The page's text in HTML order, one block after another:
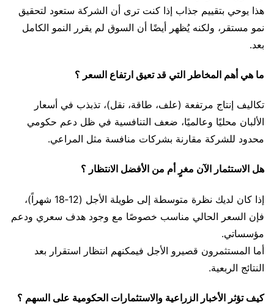
هذا يوحي بتقييم جذاب إذا كنت ترى أن الشركة ستعود لتحقيق
نمو مستقر، ولكنه يُظهر أيضًا أن السوق لم يقرر النمو الكامل
بعد.
ما هي أهم المخاطر التي قد تعيق ارتفاع السعر ؟
تكاليف إنتاج مرتفعة (علف، طاقة، نقل)، تذبذب في أسعار
الألبان محليًا وعالميًا، ضعف التنافسية في ظل دعم حكومي
محدود للشركة مقارنة بشركات منافسة مثل المراعي.
هل الاستثمار الآن مغرٍ أم من الأفضل الانتظار ؟
إذا كان لديك نظرة متوسطة إلى طويلة الأجل (12‑18 شهراً)،
فإن السعر الحالي مناسب خصوصًا مع وجود هدف سعري ودعم
مؤسساتي.
أما المستثمرون قصيرو الأجل فيمكنهم انتظار استقرار بعد
النتائج الربعية.
كيف تؤثر الأخبار الزراعية والاستثمارات الحكومية على السهم ؟